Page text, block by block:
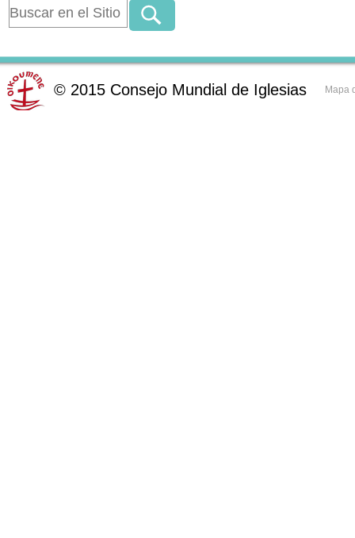
© 2015 Consejo Mundial de Iglesias Mapa